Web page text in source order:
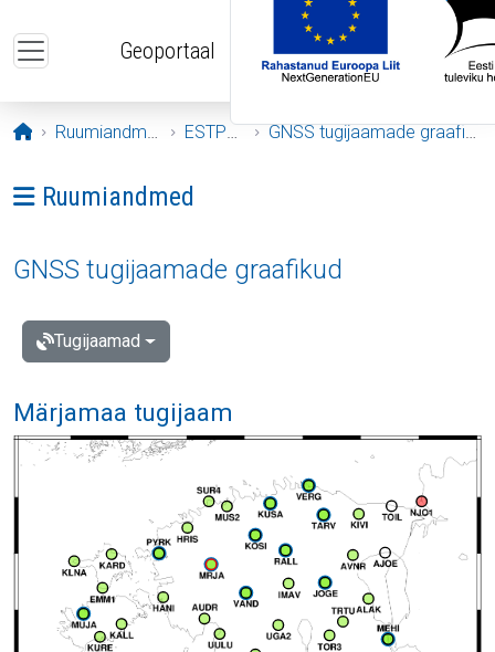
Geoportaal
Avaleht
Ruumiandmed ESTPOS GNSS tugijaamade graafikud
Ava menüü: Ruumiandmed
Ruumiandmed
GNSS tugijaamade graafikud
Tugijaamad
Märjamaa tugijaam